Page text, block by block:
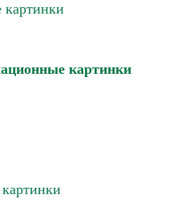
картинки